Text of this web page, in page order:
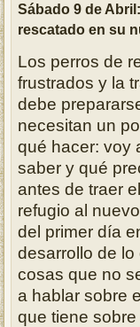
Sábado 9 de
rescatado en su
Los perros de
frustrados y la
debe
necesitan un
qué hacer: voy
saber y qué
antes de traer
refugioal
del primer día
desarrollo de
cosas que no
a hablar sobre
que tiene